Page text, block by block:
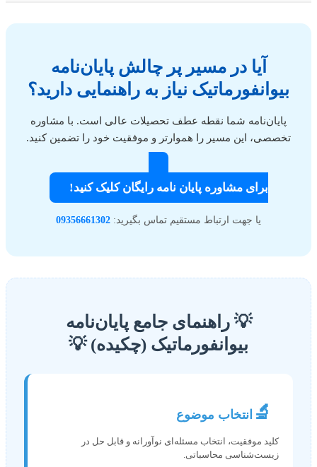
آیا در مسیر پر چالش پایان‌نامه
بیوانفورماتیک نیاز به راهنمایی دارید؟
پایان‌نامه شما نقطه عطف تحصیلات عالی است. با مشاوره
تخصصی، این مسیر را هموارتر و موفقیت خود را تضمین کنید.
برای مشاوره پایان نامه رایگان کلیک کنید!
یا جهت ارتباط مستقیم تماس بگیرید:09356661302
💡 راهنمای جامع پایان‌نامه
بیوانفورماتیک (چکیده) 💡
انتخاب موضوع
کلید موفقیت، انتخاب مسئله‌ای نوآورانه و قابل حل در
زیست‌شناسی محاسباتی.